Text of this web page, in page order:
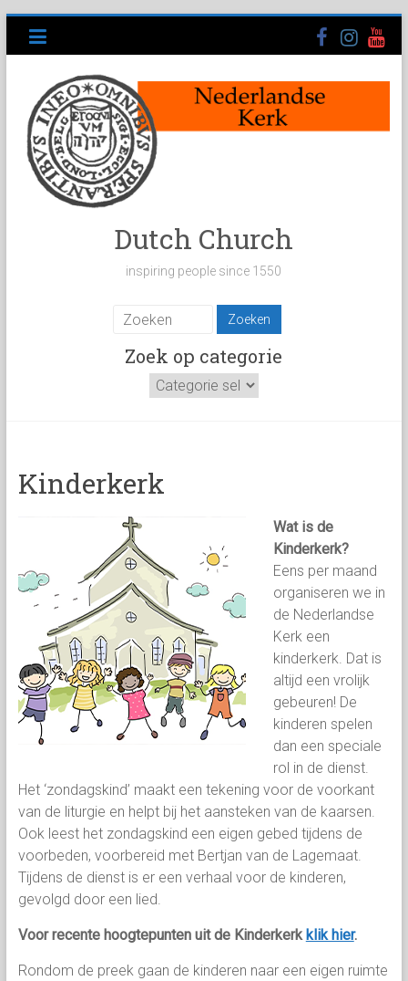
naar
inhoud
Dutch Church
inspiring people since 1550
Zoek op categorie
Zoek
op
Kinderkerk
Wat is de
Kinderkerk?
Eens per maand
organiseren we in
de Nederlandse
Kerk een
kinderkerk. Dat is
altijd een vrolijk
gebeuren! De
kinderen spelen
dan een speciale
rol in de dienst.
Het ‘zondagskind’ maakt een tekening voor de voorkant
van de liturgie en helpt bij het aansteken van de kaarsen.
Ook leest het zondagskind een eigen gebed tijdens de
voorbeden, voorbereid met Bertjan van de Lagemaat.
Tijdens de dienst is er een verhaal voor de kinderen,
gevolgd door een lied.
Voor recente hoogtepunten uit de Kinderkerk klik hier.
Rondom de preek gaan de kinderen naar een eigen ruimte